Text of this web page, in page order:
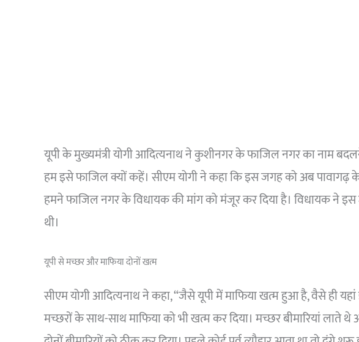
यूपी के मुख्यमंत्री योगी आदित्यनाथ ने कुशीनगर के फाजिल नगर का नाम
हम इसे फाजिल क्यों कहें। सीएम योगी ने कहा कि इस जगह को अब पावागढ़
हमने फाजिल नगर के विधायक की मांग को मंजूर कर दिया है। विधायक ने
थी।
यूपी से मच्छर और माफिया दोनों खत्म
सीएम योगी आदित्यनाथ ने कहा, “जैसे यूपी में माफिया खत्म हुआ है, वैसे ही
मच्छरों के साथ-साथ माफिया को भी खत्म कर दिया। मच्छर बीमारियां लाते थे